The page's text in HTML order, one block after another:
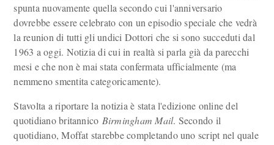
spunta nuovamente quella secondo cui l'anniversario
dovrebbe essere celebrato con un episodio speciale che vedrà
la reunion di tutti gli undici Dottori che si sono succeduti dal
1963 a oggi. Notizia di cui in realtà si parla già da parecchi
mesi e che non è mai stata confermata ufficialmente (ma
nemmeno smentita categoricamente).
Stavolta a riportare la notizia è stata l'edizione online del
quotidiano britannico Birmingham Mail. Secondo il
quotidiano, Moffat starebbe completando uno script nel quale